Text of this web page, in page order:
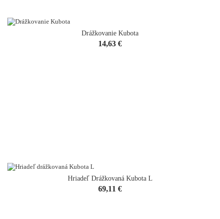
Drážkovanie Kubota
Cena
14,63 €
Hriadeľ Drážkovaná Kubota L
Cena
69,11 €